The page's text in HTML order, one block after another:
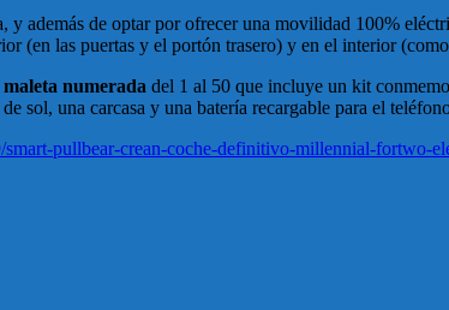
además de optar por ofrecer una movilidad 100%
(en las puertas y el portón trasero) y en el interior
numerada del 1 al 50 que incluye un kit
sol, una carcasa y una batería recargable para el
pullbear-crean-coche-definitivo-millennial-fortwo-